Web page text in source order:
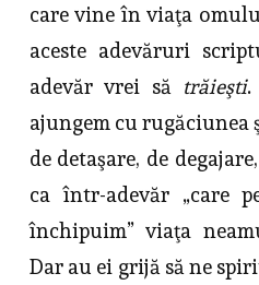
care vine în viaţa
aceste adevăruri
adevăr vrei să trăieşti.
ajungem cu rugăciunea
de detaşare, de
ca într-adevăr „care
închipuim” viaţa
Dar au ei grijă să ne